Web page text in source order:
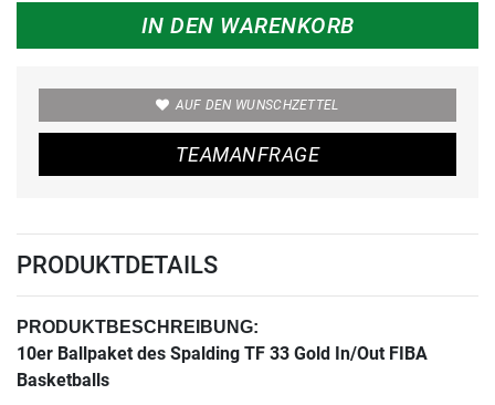
IN DEN WARENKORB
AUF DEN WUNSCHZETTEL
TEAMANFRAGE
PRODUKTDETAILS
PRODUKTBESCHREIBUNG:
10er Ballpaket des Spalding TF 33 Gold In/Out FIBA
Basketballs